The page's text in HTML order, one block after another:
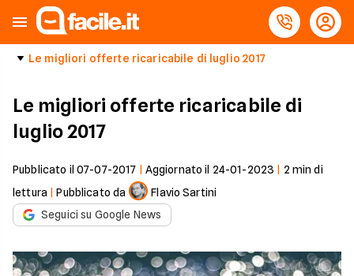
Le migliori offerte ricaricabile di luglio 2017
Le migliori offerte ricaricabile di
luglio 2017
Pubblicato il 07-07-2017 Aggiornato il 24-01-2023 2 min di
lettura |Pubblicato da
Flavio Sartini
Seguici su Google News